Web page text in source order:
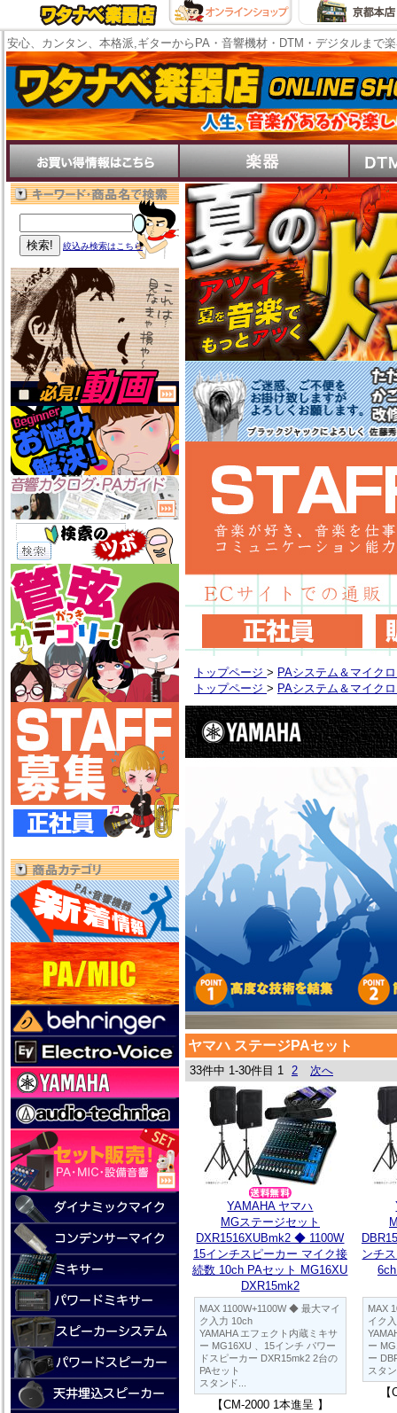
安心、カンタン、本格派,ギターからPA・音響機材・DTM・デジタルまで
絞込み検索はこちら
トップページ > PAシステム＆マイク
トップページ > PAシステム＆マイク
ヤマハ ステージPAセット
33件中 1-30件目 1 2 次へ
YAMAHA ヤマハ
MGステージセット
DXR1516XUBmk2 ◆ 1100W
15インチスピーカー マイク接
続数 10ch PAセット MG16XU
DXR15mk2
MAX 1100W+1100W ◆ 最大マイ
ク入力 10ch
YAMAHA エフェクト内蔵ミキサ
ー MG16XU 、15インチ パワー
ドスピーカー DXR15mk2 2台の
PAセット
スタンド...
【CM-2000 1本進呈 】
ンチ
MAX
イク
ー
ー
スタ